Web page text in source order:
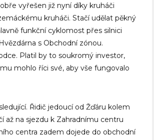
vyřešen již nyní díky kruháči
kruháči. Stačí udělat pěkný
funkční cyklomost přes silnici
s Obchodní zónou.
Platil by to soukromý investor,
mohlo říci své, aby vše fungovalo
Řidič jedoucí od Žďáru kolem
až na sjezdu k Zahradnímu centru
centra zadem dojede do obchodní